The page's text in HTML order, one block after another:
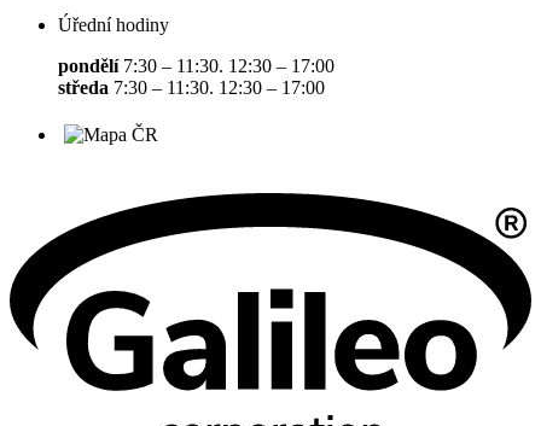
Úřední hodiny
pondělí7:30 – 11:30. 12:30 – 17:00
středa 7:30 – 11:30. 12:30 – 17:00